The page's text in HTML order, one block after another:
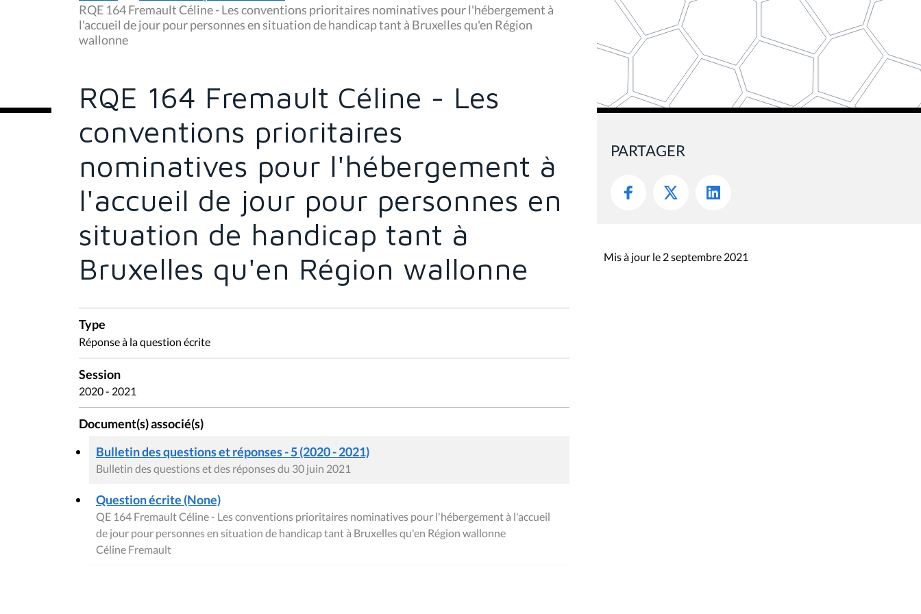
u
s
ê
t
RQE 164 Fremault Céline - Les conventions prioritaires nominatives pour l'hébergement à
l'accueil de jour pour personnes en situation de handicap tant à Bruxelles qu'en Région
wallonne
RQE 164 Fremault Céline - Les
conventions prioritaires
nominatives pour l'hébergement à
l'accueil de jour pour personnes en
situation de handicap tant à
Bruxelles qu'en Région wallonne
Type
Réponse à la question écrite
Session
2020 - 2021
Document(s) associé(s)
Bulletin des questions et réponses - 5 (2020 - 2021)
Bulletin des questions et des réponses du 30 juin 2021
Question écrite (None)
QE 164 Fremault Céline - Les conventions prioritaires nominatives pour l'hébergement à l'accueil
de jour pour personnes en situation de handicap tant à Bruxelles qu'en Région wallonne
Céline Fremault
PARTAGER
Mis à jour le 2 septembre 2021